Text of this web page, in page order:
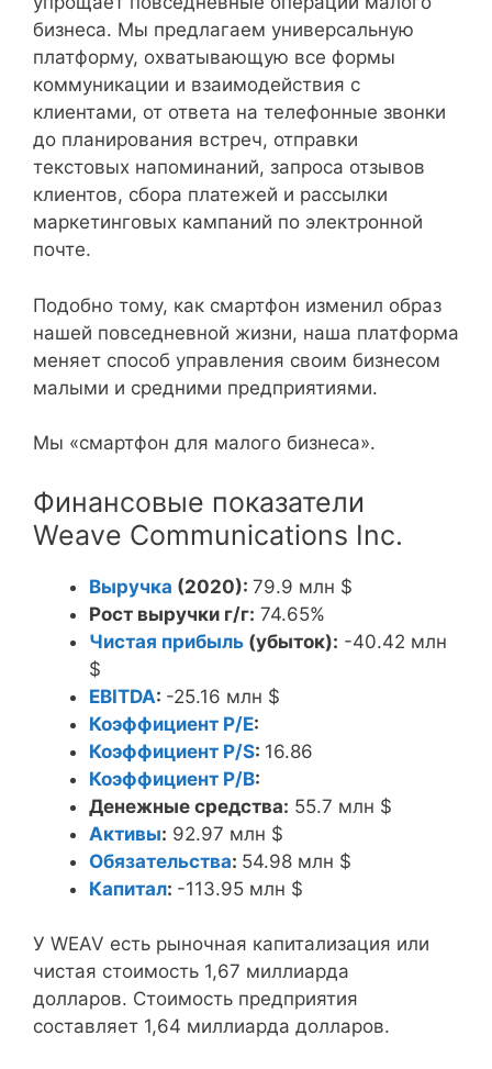
бизнеса. Мы предлагаем универсальную
платформу, охватывающую все формы
коммуникации и взаимодействия с
клиентами, от ответа на телефонные звонки
до планирования встреч, отправки
текстовых напоминаний, запроса отзывов
клиентов, сбора платежей и рассылки
маркетинговых кампаний по электронной
почте.
Подобно тому, как смартфон изменил образ
нашей повседневной жизни, наша платформа
меняет способ управления своим бизнесом
малыми и средними предприятиями.
Мы «смартфон для малого бизнеса».
Финансовые показатели
Weave Communications Inc.
Выручка (2020): 79.9 млн $
Рост выручки г/г: 74.65%
Чистая прибыль (убыток): -40.42 млн
$
EBITDA: -25.16 млн $
Коэффициент P/E:
Коэффициент P/S: 16.86
Коэффициент P/B:
Денежные средства: 55.7 млн $
Активы: 92.97 млн $
Обязательства: 54.98 млн $
Капитал: -113.95 млн $
У WEAV есть рыночная капитализация или
чистая стоимость 1,67 миллиарда
долларов. Стоимость предприятия
составляет 1,64 миллиарда долларов.